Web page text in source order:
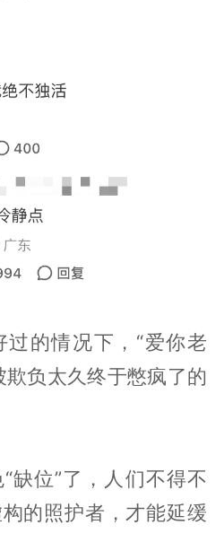
的情况下，“爱你老
欺负太久终于憋疯了的
缺位”了，人们不得不
的照护者，才能延缓